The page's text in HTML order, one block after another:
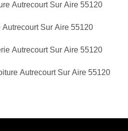
Autrecourt Sur Aire 55120
Autrecourt Sur Aire 55120
Autrecourt Sur Aire 55120
Autrecourt Sur Aire 55120